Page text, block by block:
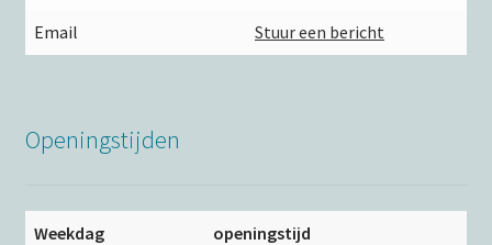
Email Stuur een bericht
Openingstijden
Weekdag openingstijd